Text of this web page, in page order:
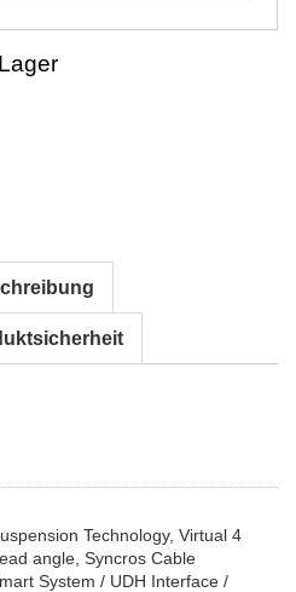
Technology, Virtual 4
angle, Syncros Cable
System / UDH Interface /